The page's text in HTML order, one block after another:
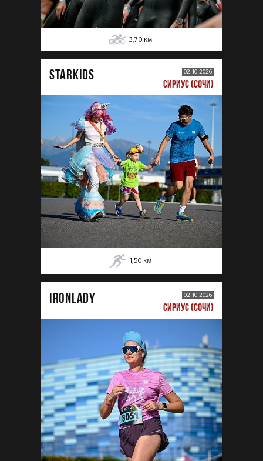
3,70 км
STARKIDS 02.10.2026
СИРИУС (СОЧИ)
1,50 км
IRONLADY 02.10.2026
СИРИУС (СОЧИ)